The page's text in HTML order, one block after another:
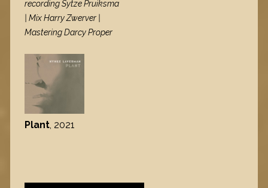
recording Sytze Pruiksma
| Mix Harry Zwerver |
Mastering Darcy Proper
Plant, 2021